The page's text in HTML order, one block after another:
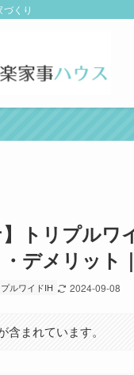
くり
】トリプル
デメリット
プルワイドIH 2024-09-08
まれています。